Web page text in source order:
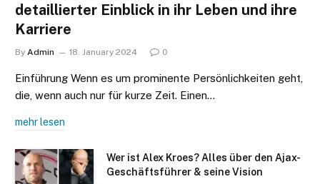
detaillierter Einblick in ihr Leben und ihre
Karriere
By Admin 18. January 2024 0
Einführung Wenn es um prominente Persönlichkeiten geht,
die, wenn auch nur für kurze Zeit. Einen…
mehr lesen
Wer ist Alex Kroes? Alles über den Ajax-
Geschäftsführer & seine Vision